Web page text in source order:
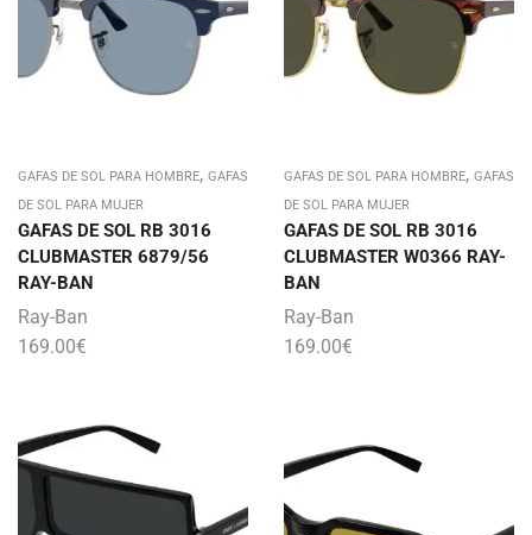
GAFAS DE SOL PARA HOMBRE, GAFAS
DE SOL PARA MUJER
GAFAS DE SOL RB 3016
CLUBMASTER 6879/56
RAY-BAN
Ray-Ban
169.00€
GAFAS DE SOL PARA HOMBRE, GAFAS
DE SOL PARA MUJER
GAFAS DE SOL RB 3016
CLUBMASTER W0366 RAY-
BAN
Ray-Ban
169.00€